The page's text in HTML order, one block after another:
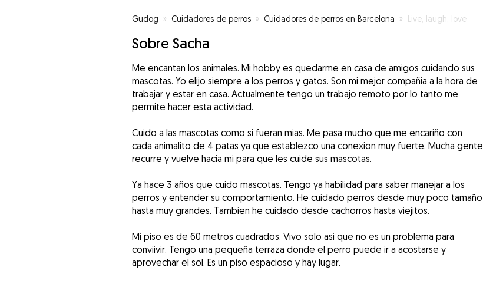
Gudog » Cuidadores de perros » Cuidadores de perros en Barcelona » Live, laugh, love
Sobre Sacha
Me encantan los animales. Mi hobby es quedarme en casa de amigos cuidando sus
mascotas. Yo elijo siempre a los perros y gatos. Son mi mejor compañia a la hora de
trabajar y estar en casa. Actualmente tengo un trabajo remoto por lo tanto me
permite hacer esta actividad.
Cuido a las mascotas como si fueran mias. Me pasa mucho que me encariño con
cada animalito de 4 patas ya que establezco una conexion muy fuerte. Mucha gente
recurre y vuelve hacia mi para que les cuide sus mascotas.
Ya hace 3 años que cuido mascotas. Tengo ya habilidad para saber manejar a los
perros y entender su comportamiento. He cuidado perros desde muy poco tamaño
hasta muy grandes. Tambien he cuidado desde cachorros hasta viejitos.
Mi piso es de 60 metros cuadrados. Vivo solo asi que no es un problema para
conviivir. Tengo una pequeña terraza donde el perro puede ir a acostarse y
aprovechar el sol. Es un piso espacioso y hay lugar.